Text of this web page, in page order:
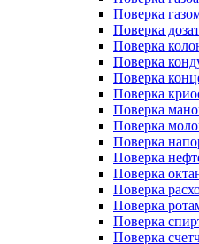
Поверка
Поверка
Поверка
Поверка
Поверка
Поверка
Поверка
Поверка
Поверка
Поверка
Поверка
Поверка
Поверка
Поверка
Поверка